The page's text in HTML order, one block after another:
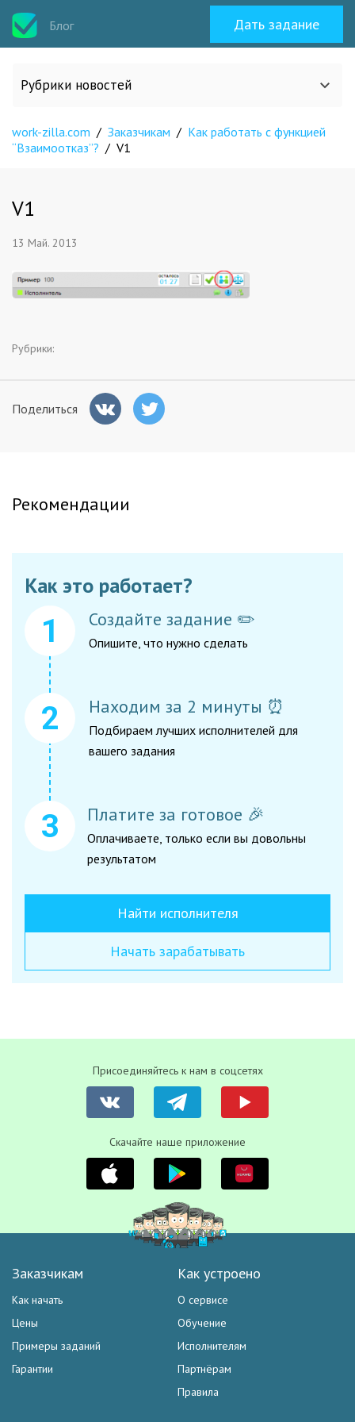
Блог Дать задание
Рубрики новостей
Все статьи
Новости сервиса
Полезное
work-zilla.com / Заказчикам / Как работать с функцией
“Взаимоотказ”? / V1
V1
13 Май. 2013
Рубрики:
Поделиться
Рекомендации
Как это работает?
Создайте задание ✏️
Опишите, что нужно сделать
Находим за 2 минуты ⏰
Подбираем лучших исполнителей для
вашего задания
Платите за готовое 🎉
Оплачиваете, только если вы довольны
результатом
Найти исполнителя
Начать зарабатывать
Присоединяйтесь к нам в соцсетях
Скачайте наше приложение
Заказчикам
Как начать
Цены
Примеры заданий
Гарантии
Как устроено
О сервисе
Обучение
Исполнителям
Партнёрам
Правила